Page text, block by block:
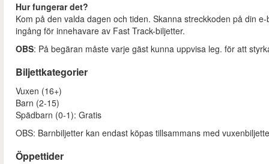
Hur fungerar det?
Kom på den valda dagen och tiden. Skanna streckkoden på din
ingång för innehavare av Fast Track-biljetter.
OBS: På begäran måste varje gäst kunna uppvisa leg. för att
Biljettkategorier
Vuxen (16+)
Barn (2-15)
Spädbarn (0-1): Gratis
OBS: Barnbiljetter kan endast köpas tillsammans med
Öppettider